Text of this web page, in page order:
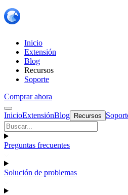
Inicio
Extensión
Blog
Recursos
Soporte
Comprar ahora
InicioExtensiónBlog Recursos
Preguntas frecuentes
Solución de problemas